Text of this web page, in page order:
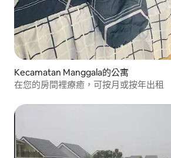
Kecamatan Manggala的公寓
在您的房間裡療癒，可按月或按年出租